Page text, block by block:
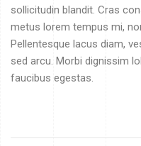
sollicitudin blandit. Cras
metus lorem tempus mi,
Pellentesque lacus diam,
sed arcu. Morbi dignissim
faucibus egestas.